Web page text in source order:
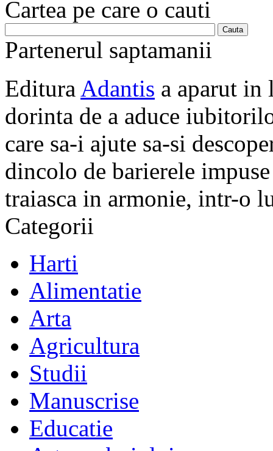
Cartea pe care o cauti
Partenerul saptamanii
Editura Adantis a aparut in
dorinta de a aduce
care sa-i ajute sa-si
dincolo de barierele
traiasca in armonie, intr-o
Categorii
Harti
Alimentatie
Arta
Agricultura
Studii
Manuscrise
Educatie